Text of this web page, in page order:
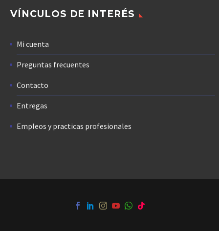
VÍNCULOS DE INTERÉS
Mi cuenta
Preguntas frecuentes
Contacto
Entregas
Empleos y practicas profesionales